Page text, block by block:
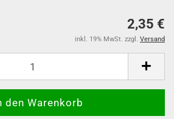
2,35 €
inkl. 19% MwSt. zzgl. Versand